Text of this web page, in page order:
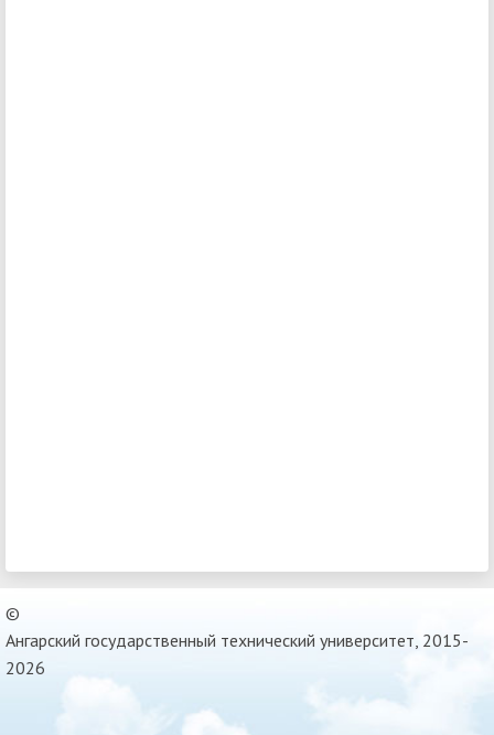
©
Ангарский государственный технический университет, 2015-
2026